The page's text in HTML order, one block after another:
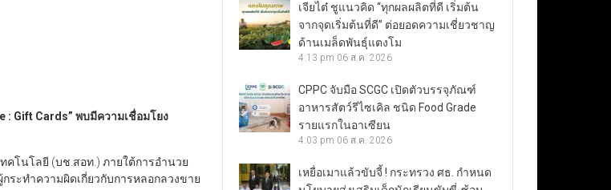
: Gift Cards” พบมีความเชื่อมโยง
คโนโลยี (บช.สอท.) ภายใต้การอำนวย
ระทำความผิดเกี่ยวกับการหลอกลวงขาย
เจียไต๋ ชูแนวคิด “ทุกผลผลิตที่ดี เริ่มต้น
จากจุดเริ่มต้นที่ดี” ต่อยอดความเชี่ยวชาญ
ด้านเมล็ดพันธุ์แตงโม
4:13 pm 06 ส.ค. 2026
CPPC จับมือ SCGC เปิดตัวบรรจุภัณฑ์
อาหารสัตว์รีไซเคิล ชนิด Food Grade
รายแรกในอาเซียน
4:03 pm 06 ส.ค. 2026
เหยื่อเมาแล้วขับจี้ ! กระทรวง ศธ. กำหนด